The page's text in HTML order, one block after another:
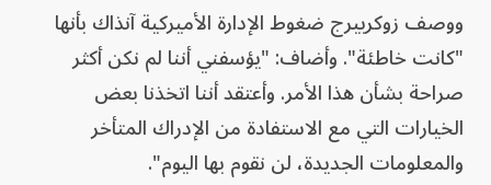
ووصف زوكربيرج ضغوط الإدارة الأميركية آنذاك بأنها
"كانت خاطئة". وأضاف: "يؤسفني أننا لم نكن أكثر
صراحة بشأن هذا الأمر. وأعتقد أننا اتخذنا بعض
الخيارات التي مع الاستفادة من الإدراك المتأخر
والمعلومات الجديدة، لن نقوم بها اليوم".